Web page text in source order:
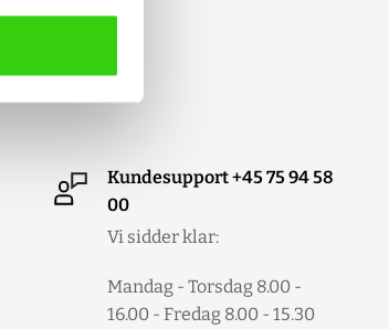
Kundesupport +45 75 94 58
00
Vi sidder klar:
Mandag - Torsdag 8.00 -
16.00 - Fredag 8.00 - 15.30